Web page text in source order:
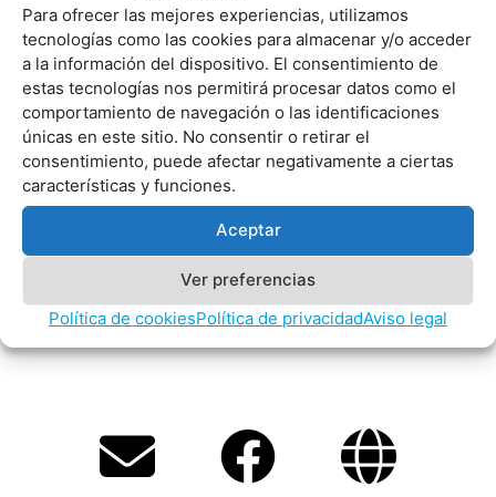
Para ofrecer las mejores experiencias, utilizamos
tecnologías como las cookies para almacenar y/o acceder
a la información del dispositivo. El consentimiento de
estas tecnologías nos permitirá procesar datos como el
comportamiento de navegación o las identificaciones
únicas en este sitio. No consentir o retirar el
consentimiento, puede afectar negativamente a ciertas
características y funciones.
Aceptar
Ver preferencias
Política de cookiesPolítica de privacidadAviso legal
Asador Santa Centola cuenta con las
soluciones Hiopos para la gestión del
asador y Hiorder para las comandas.
E
n
F
a
G
l
P
h